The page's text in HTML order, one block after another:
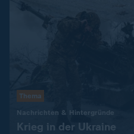
Thema
Nachrichten & Hintergründe
Krieg in der Ukraine